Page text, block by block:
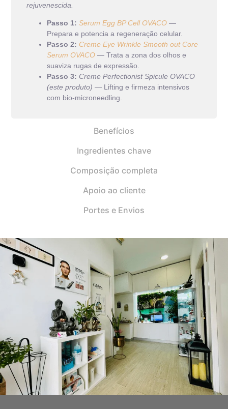
Benefícios
Ingredientes chave
Composição completa
Apoio ao cliente
Portes e Envios
rejuvenescida.
Passo 1: Serum Egg BP Cell OVACO —
Prepara e potencia a regeneração celular.
Passo 2: Creme Eye Wrinkle Smooth out Core
Serum OVACO — Trata a zona dos olhos e
suaviza rugas de expressão.
Passo 3: Creme Perfectionist Spicule OVACO
(este produto) — Lifting e firmeza intensivos
com bio-microneedling.